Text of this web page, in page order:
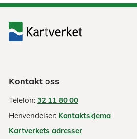
Kontakt oss
Telefon: 32 11 80 00
Henvendelser: Kontaktskjema
Kartverkets adresser